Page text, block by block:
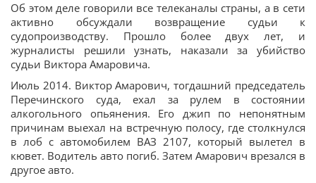
Об этом деле говорили все телеканалы страны, а в сети
активно обсуждали возвращение судьи к
судопроизводству. Прошло более двух лет, и
журналисты решили узнать, наказали за убийство
судьи Виктора Амаровича.
Июль 2014. Виктор Амарович, тогдашний председатель
Перечинского суда, ехал за рулем в состоянии
алкогольного опьянения. Его джип по непонятным
причинам выехал на встречную полосу, где столкнулся
в лоб с автомобилем ВАЗ 2107, который вылетел в
кювет. Водитель авто погиб. Затем Амарович врезался в
другое авто.